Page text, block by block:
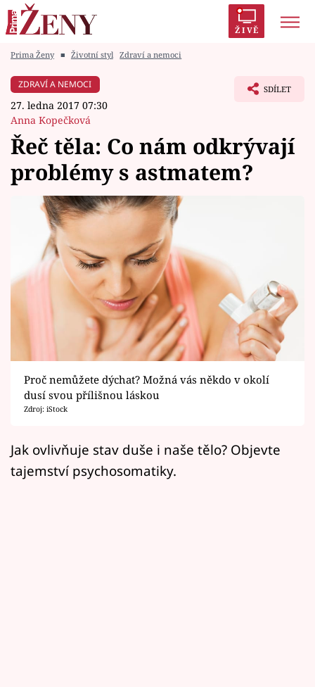
ŽIVĚ
Módní alarm
Zrádci
Témata
Celebrity
Vztahy
Seriály
Horoskopy
Sledujte prima+
Filmový festival Karlovy Vary
Mámy sobě
Prima Ženy ■ Životní styl Zdraví a nemoci
ZDRAVÍ A NEMOCI
27. ledna 2017 07:30
Anna Kopečková
SDÍLET
Řeč těla: Co nám odkrývají
problémy s astmatem?
Proč nemůžete dýchat? Možná vás někdo v okolí
dusí svou přílišnou láskou
Zdroj: iStock
Jak ovlivňuje stav duše i naše tělo? Objevte
tajemství psychosomatiky.